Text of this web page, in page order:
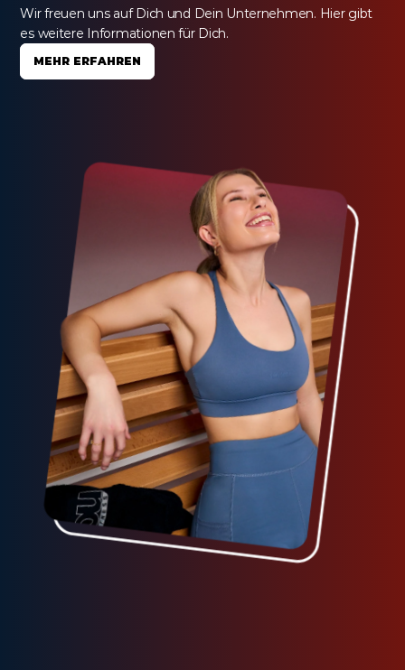
Wir freuen uns auf Dich und Dein Unternehmen. Hier gibt
es weitere Informationen für Dich.
MEHR ERFAHREN